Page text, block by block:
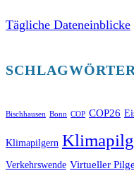
Tägliche Dateneinblicke
SCHLAGWÖRTER
Bischhausen Bonn COP COP26
Klimapilgern
Verkehrswende Virtueller